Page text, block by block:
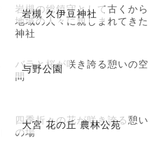
岩槻 久伊豆神社
岩槻の総鎮守として古くから
地域の人々に親しまれてきた
神社
与野公園
バラと桜が咲き誇る憩いの空
間
大宮 花の丘 農林公苑
四季折々の花が咲き誇る憩い
の場